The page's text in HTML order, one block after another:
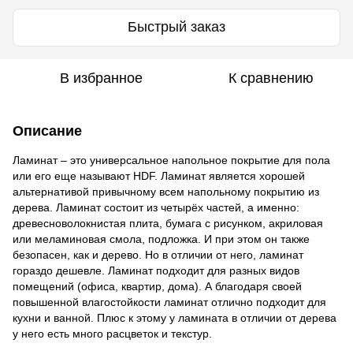
Быстрый заказ
В избранное К сравнению
Описание
Ламинат – это универсальное напольное покрытие для пола
или его еще называют HDF. Ламинат является хорошей
альтернативой привычному всем напольному покрытию из
дерева. Ламинат состоит из четырёх частей, а именно:
древесноволокнистая плита, бумага с рисунком, акриловая
или меламиновая смола, подложка. И при этом он также
безопасен, как и дерево. Но в отличии от него, ламинат
гораздо дешевле. Ламинат подходит для разных видов
помещений (офиса, квартир, дома). А благодаря своей
повышенной влагостойкости ламинат отлично подходит для
кухни и ванной. Плюс к этому у ламината в отличии от дерева
у него есть много расцветок и текстур.